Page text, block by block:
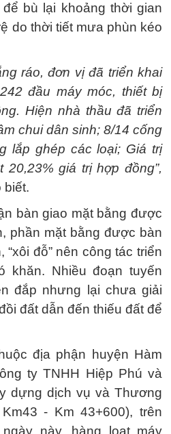
bù lại khoảng thời gian
do thời tiết mưa phùn kéo
ráo, đơn vị đã triển khai
đầu máy móc, thiết bị
Hiện nhà thầu đã triển
chui dân sinh; 8/14 cống
lắp ghép các loại; Giá trị
giá trị hợp đồng”,
biết.
bàn giao mặt bằng được
phần mặt bằng được bàn
đỗ” nên công tác triển
khăn. Nhiều đoạn tuyến
đắp nhưng lại chưa giải
đất dẫn đến thiếu đất để
địa phận huyện Hàm
ty TNHH Hiệp Phú và
dựng dịch vụ và Thương
- Km 43+600), trên
này, hàng loạt máy